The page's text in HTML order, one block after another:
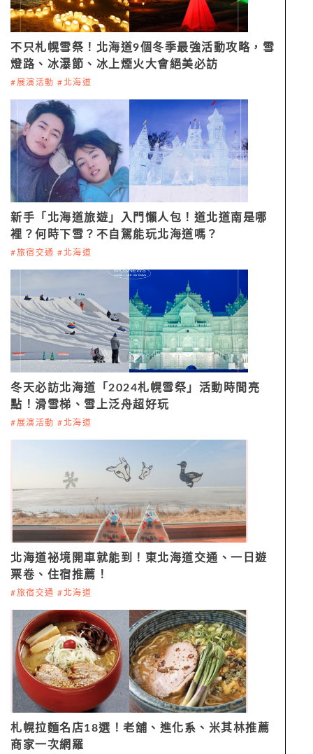
不只札幌雪祭！北海道9個冬季最強活動攻略，雪
燈路、冰瀑節、冰上煙火大會絕美必訪
#展演活動 #北海道
新手「北海道旅遊」入門懶人包！道北道南是哪
裡？何時下雪？不自駕能玩北海道嗎？
#旅宿交通 #北海道
冬天必訪北海道「2024札幌雪祭」活動時間亮
點！滑雪梯、雪上泛舟超好玩
#展演活動 #北海道
北海道祕境開車就能到！東北海道交通、一日遊
票卷、住宿推薦！
#旅宿交通 #北海道
札幌拉麵名店18選！老舖、進化系、米其林推薦
商家一次網羅